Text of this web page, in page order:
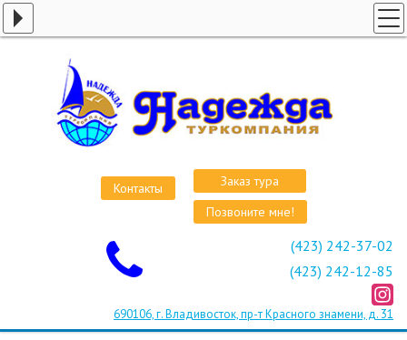
Контакты
Заказ тура
Позвоните мне!
(423) 242-37-02
(423) 242-12-85
690106, г. Владивосток, пр-т Красного знамени, д. 31
ВИЗЫ
АВИАБИЛЕТЫ
ОТЕЛИ